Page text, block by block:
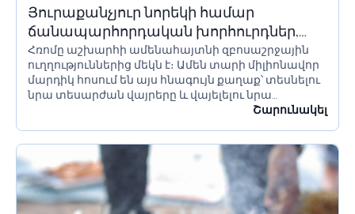
Յուրաքանչյուր նորեկի համար
ճանապարհորդական խորհուրդներ,
որոնք պետք է իմանա Հռոմ գնալուց
առաջ
Հռոմը աշխարհի ամենահայտնի զբոսաշրջային
ուղղություններից մեկն է։ Ամեն տարի միլիոնավոր
մարդիկ հոսում են այս հնագույն քաղաք՝ տեսնելու
նրա տեսարժան վայրերը և վայելելու նրա
մշակույթը։ Եթե մոտ ժամանակներս պլանավորում
Շարունակել